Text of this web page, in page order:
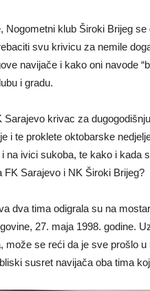
Nogometni klub Široki Brijeg
svu krivicu za nemile
navijače i kako oni navode
i gradu.
Sarajevo krivac za
i te proklete oktobarske
na ivici sukoba, te kako i kada
Sarajevo i NK Široki Brijeg?
dva tima odigrala su na
27. maja 1998. godine.
može se reći da je sve prošlo
susret navijača oba tima